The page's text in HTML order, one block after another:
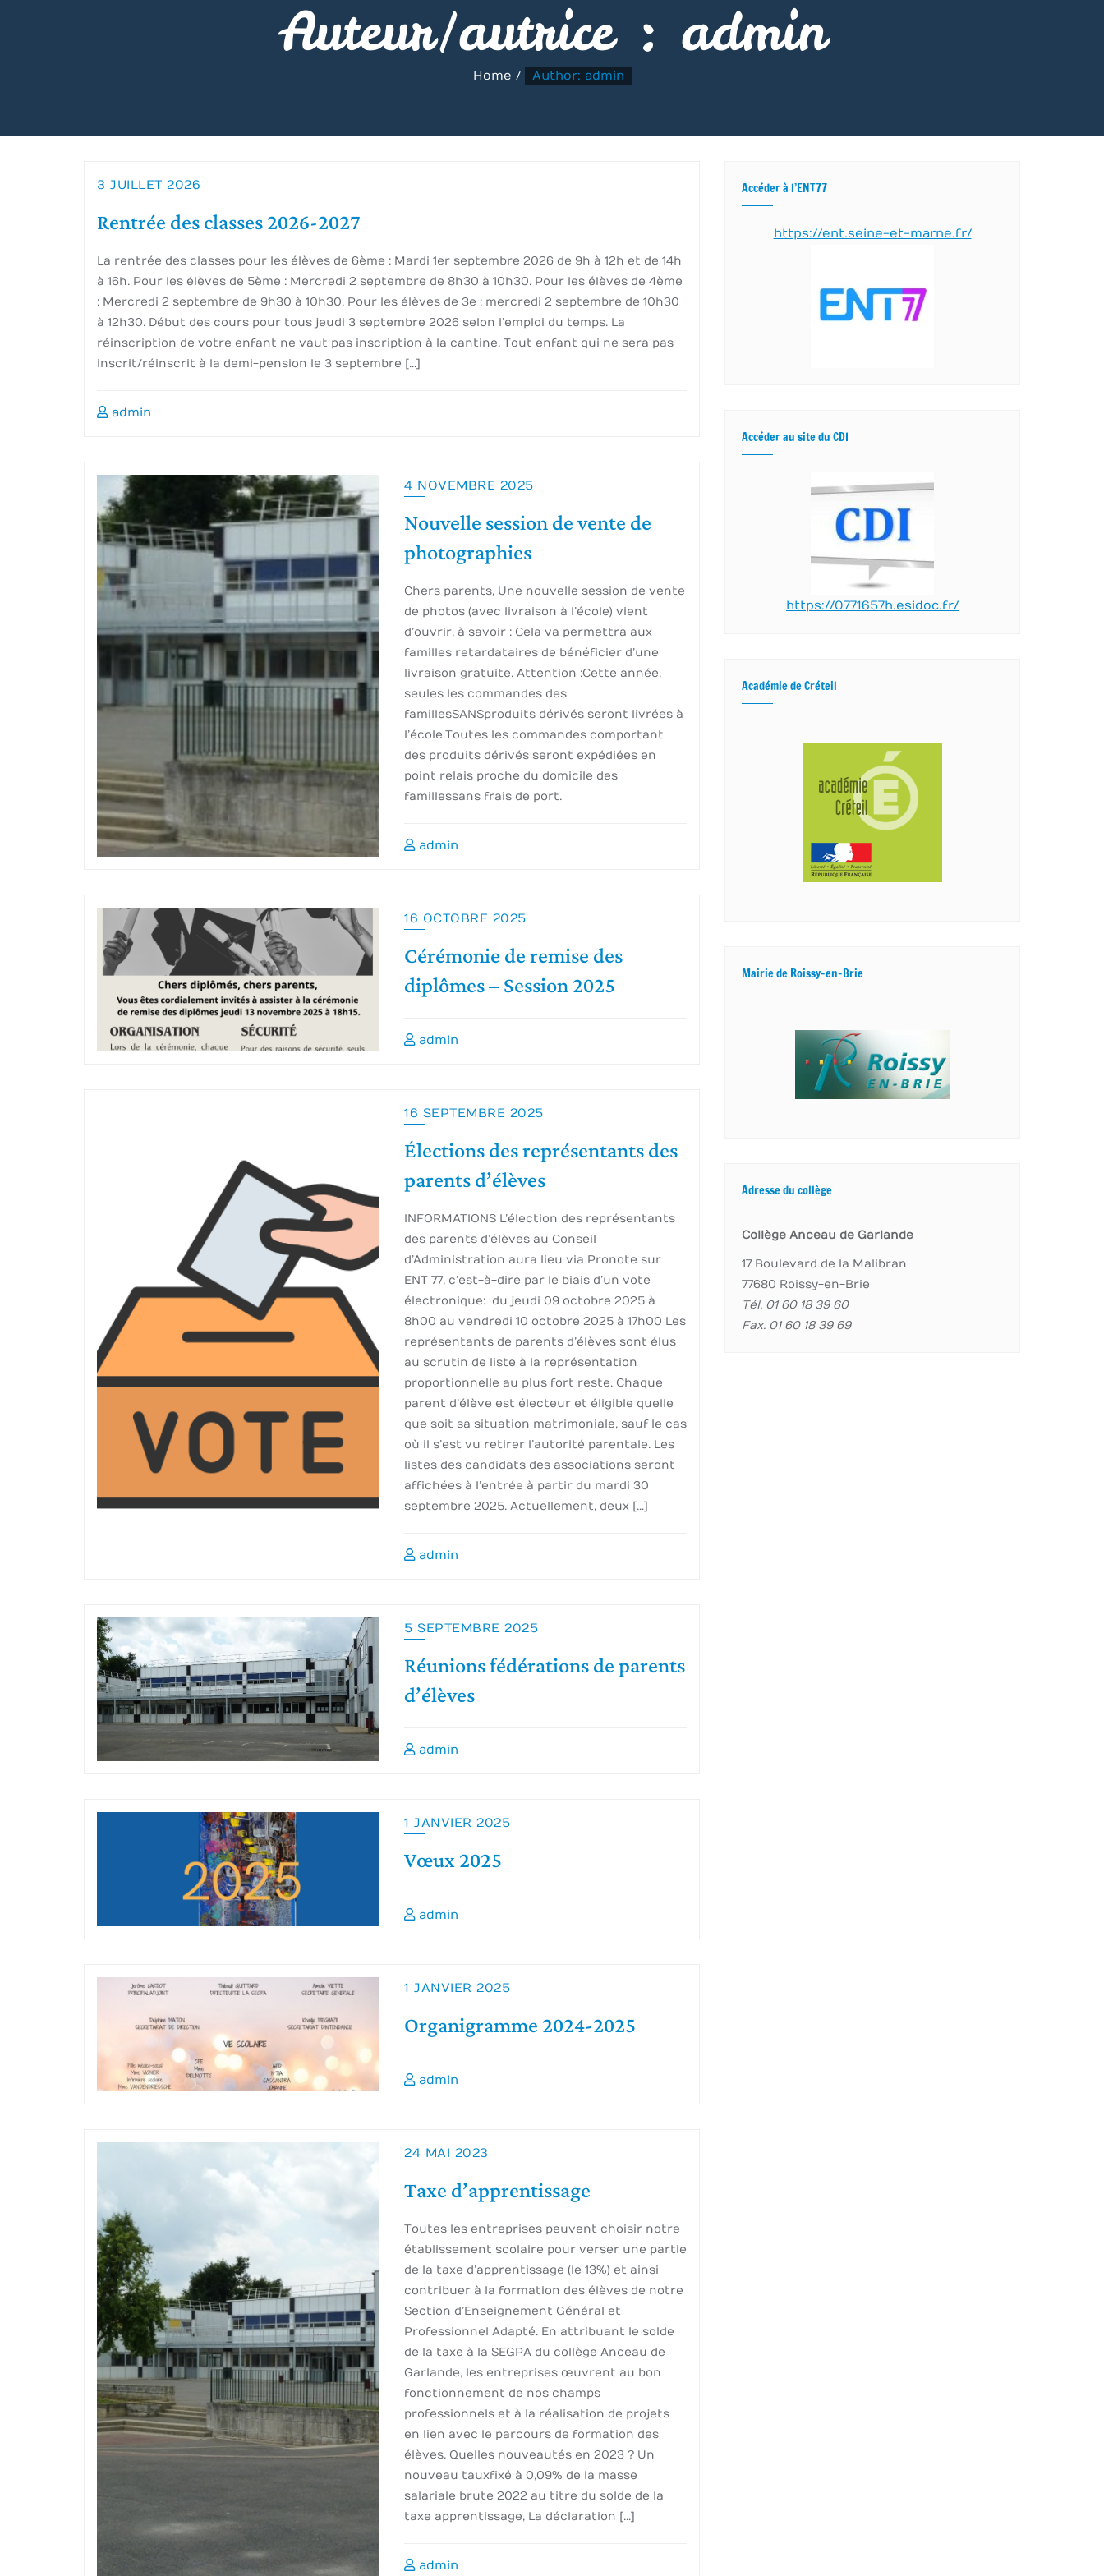
Auteur/autrice : admin
Home Author: admin
3 JUILLET 2026
Rentrée des classes 2026-2027
La rentrée des classes pour les élèves de 6ème : Mardi 1er septembre 2026 de 9h à 12h et de 14h
à 16h. Pour les élèves de 5ème : Mercredi 2 septembre de 8h30 à 10h30. Pour les élèves de 4ème
: Mercredi 2 septembre de 9h30 à 10h30. Pour les élèves de 3e : mercredi 2 septembre de 10h30
à 12h30. Début des cours pour tous jeudi 3 septembre 2026 selon l’emploi du temps. La
réinscription de votre enfant ne vaut pas inscription à la cantine. Tout enfant qui ne sera pas
inscrit/réinscrit à la demi-pension le 3 septembre […]
admin
4 NOVEMBRE 2025
Nouvelle session de vente de
photographies
Chers parents, Une nouvelle session de vente
de photos (avec livraison à l’école) vient
d’ouvrir, à savoir : Cela va permettra aux
familles retardataires de bénéficier d’une
livraison gratuite. Attention :Cette année,
seules les commandes des
familles SANS produits dérivés seront livrées à
l’école.Toutes les commandes comportant
des produits dérivés seront expédiées en
point relais proche du domicile des
familles sans frais de port.
admin
16 OCTOBRE 2025
Cérémonie de remise des
diplômes – Session 2025
admin
16 SEPTEMBRE 2025
Élections des représentants des
parents d’élèves
INFORMATIONS L’élection des représentants
des parents d’élèves au Conseil
d’Administration aura lieu via Pronote sur
ENT 77, c’est-à-dire par le biais d’un vote
électronique : du jeudi 09 octobre 2025 à
8h00 au vendredi 10 octobre 2025 à 17h00 Les
représentants de parents d’élèves sont élus
au scrutin de liste à la représentation
proportionnelle au plus fort reste. Chaque
parent d’élève est électeur et éligible quelle
que soit sa situation matrimoniale, sauf le cas
où il s’est vu retirer l’autorité parentale. Les
listes des candidats des associations seront
affichées à l’entrée à partir du mardi 30
septembre 2025. Actuellement, deux […]
admin
5 SEPTEMBRE 2025
Réunions fédérations de parents
d’élèves
admin
1 JANVIER 2025
Vœux 2025
admin
1 JANVIER 2025
Organigramme 2024-2025
admin
24 MAI 2023
Taxe d’apprentissage
Toutes les entreprises peuvent choisir notre
établissement scolaire pour verser une partie
de la taxe d’apprentissage (le 13%) et ainsi
contribuer à la formation des élèves de notre
Section d’Enseignement Général et
Professionnel Adapté. En attribuant le solde
de la taxe à la SEGPA du collège Anceau de
Garlande, les entreprises œuvrent au bon
fonctionnement de nos champs
professionnels et à la réalisation de projets
en lien avec le parcours de formation des
élèves. Quelles nouveautés en 2023 ? Un
nouveau taux fixé à 0,09% de la masse
salariale brute 2022 au titre du solde de la
taxe apprentissage, La déclaration […]
admin
Accéder à l’ENT77
https://ent.seine-et-marne.fr/
Accéder au site du CDI
https://0771657h.esidoc.fr/
Académie de Créteil
Mairie de Roissy-en-Brie
Adresse du collège
Collège Anceau de Garlande
17 Boulevard de la Malibran
77680 Roissy-en-Brie
Tél. 01 60 18 39 60
Fax. 01 60 18 39 69